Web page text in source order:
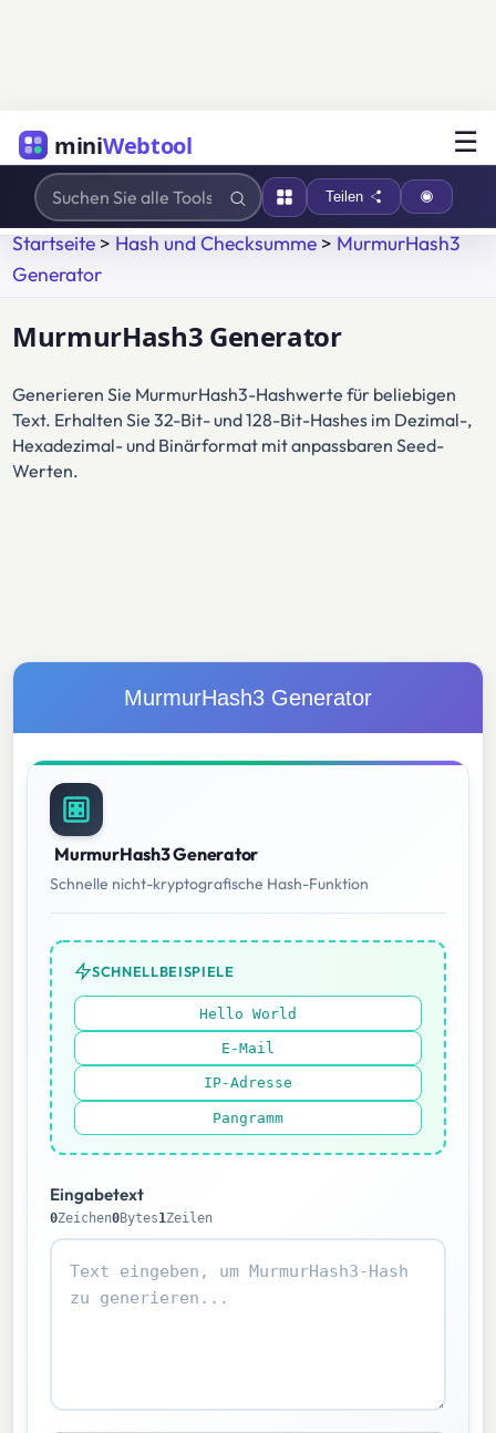
miniWebtool ☰
Teilen
Startseite>Hash und Checksumme>MurmurHash3
Generator
MurmurHash3 Generator
Generieren Sie MurmurHash3-Hashwerte für beliebigen
Text. Erhalten Sie 32-Bit- und 128-Bit-Hashes im Dezimal-,
Hexadezimal- und Binärformat mit anpassbaren Seed-
Werten.
MurmurHash3 Generator
MurmurHash3 Generator
Schnelle nicht-kryptografische Hash-Funktion
SCHNELLBEISPIELE
Hello World
E-Mail
IP-Adresse
Pangramm
Eingabetext
0Zeichen0Bytes1Zeilen